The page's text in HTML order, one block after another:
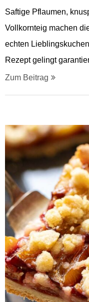
Saftige Pflaumen,
Vollkornteig machen
echten
Rezept gelingt
Zum Beitrag